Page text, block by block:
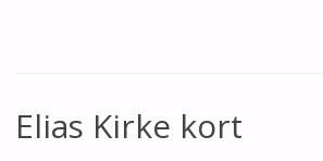
Elias Kirke kort